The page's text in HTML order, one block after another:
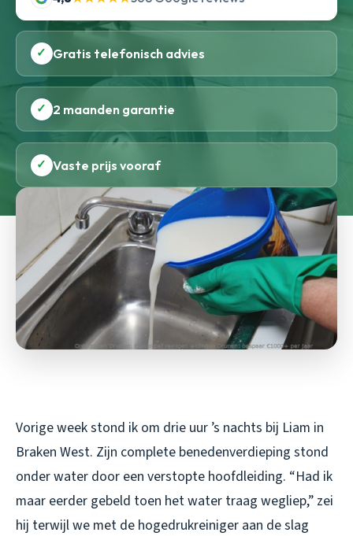
✓ Gratis telefonisch advies
✓ 2 maanden garantie
✓ Vaste prijs vooraf
Vorige week stond ik om drie uur ’s nachts bij Liam in
Braken West. Zijn complete benedenverdieping stond
onder water door een verstopte hoofdleiding. “Had ik
maar eerder gebeld toen het water traag wegliep,” zei
hij terwijl we met de hogedrukreiniger aan de slag